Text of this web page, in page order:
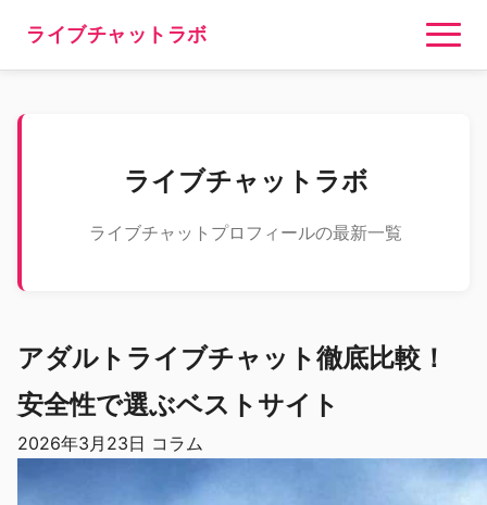
ライブチャットラボ
ライブチャットラボ
ライブチャットプロフィールの最新一覧
アダルトライブチャット徹底比較！
安全性で選ぶベストサイト
2026年3月23日 コラム